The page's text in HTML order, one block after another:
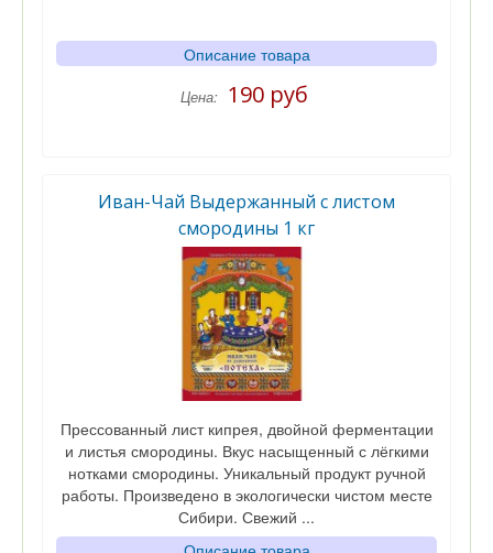
Описание товара
Цена: 190 руб
Иван-Чай Выдержанный с листом
смородины 1 кг
Прессованный лист кипрея, двойной ферментации
и листья смородины. Вкус насыщенный с лёгкими
нотками смородины. Уникальный продукт ручной
работы. Произведено в экологически чистом месте
Сибири. Свежий ...